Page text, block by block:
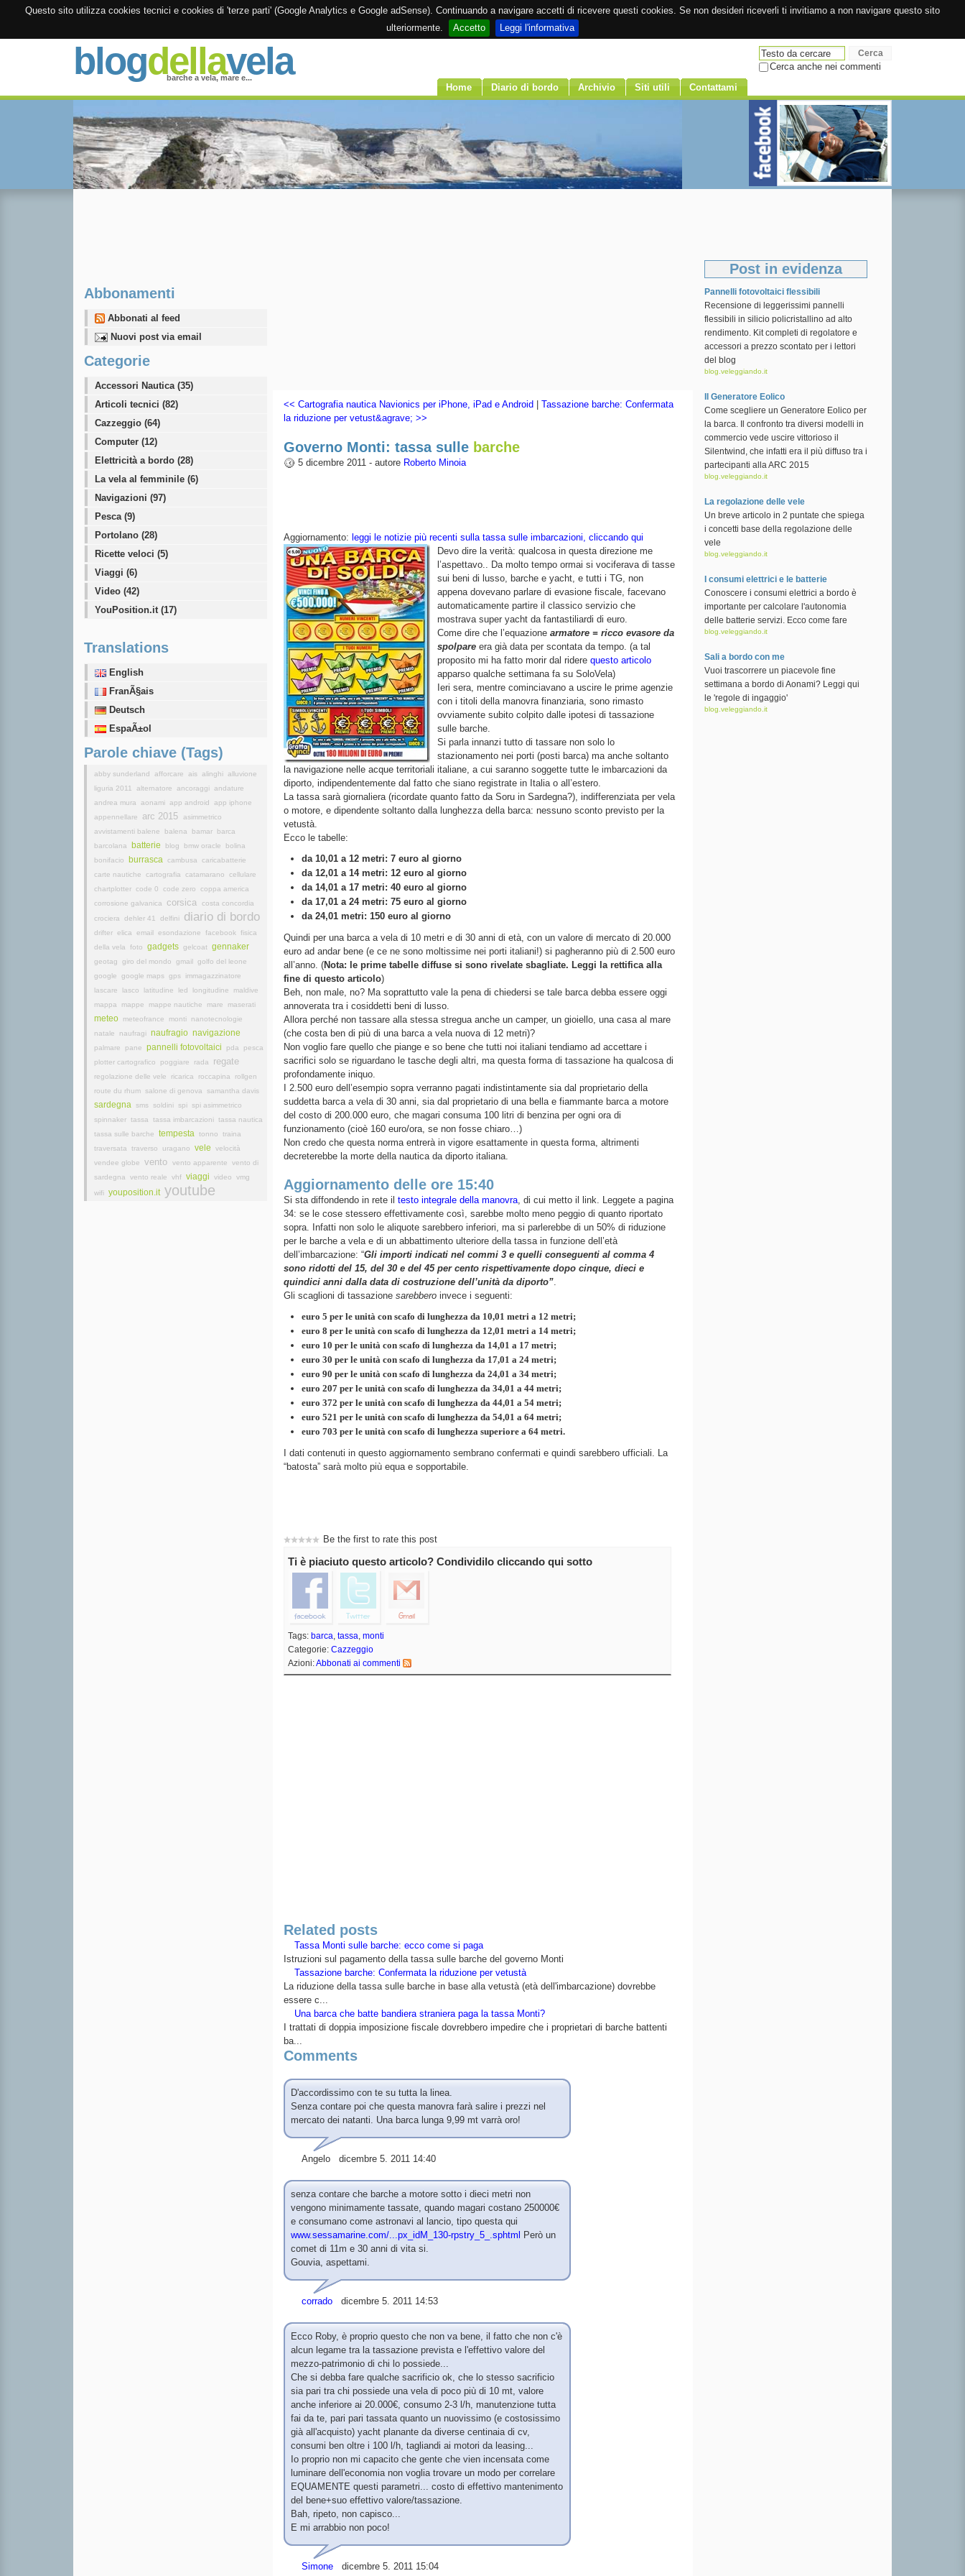
Questo sito utilizza cookies tecnici e cookies di 'terze parti' (Google Analytics e Google adSense). Continuando a navigare accetti di ricevere questi cookies. Se non desideri riceverli ti invitiamo a non navigare questo sito
ulteriormente.
Accetto Leggi l'informativa
blogdellavela
barche a vela, mare e...
Cerca anche nei commenti
Home
Diario di bordo Archivio Siti utili Contattami
<< Cartografia nautica Navionics per iPhone, iPad e Android| Tassazione barche: Confermata
la riduzione per vetust&agrave; >>
Governo Monti: tassa sulle barche
5 dicembre 2011 - autore Roberto Minoia
Aggiornamento: leggi le notizie più recenti sulla tassa sulle imbarcazioni, cliccando qui
Devo dire la verità: qualcosa in questa direzione me
l’aspettavo.. Da molto tempo ormai si vociferava di tasse
sui beni di lusso, barche e yacht, e tutti i TG, non
appena dovevano parlare di evasione fiscale, facevano
automaticamente partire il classico servizio che
mostrava super yacht da fantastiliardi di euro.
Come dire che l’equazione armatore = ricco evasore da
spolpareera già data per scontata da tempo. (a tal
proposito mi ha fatto morir dal ridere questo articolo
apparso qualche settimana fa su SoloVela)
Ieri sera, mentre cominciavano a uscire le prime agenzie
con i titoli della manovra finanziaria, sono rimasto
ovviamente subito colpito dalle ipotesi di tassazione
sulle barche.
Si parla innanzi tutto di tassare non solo lo
stazionamento nei porti (posti barca) ma anche soltanto
la navigazione nelle acque territoriali italiane, a cui saranno soggette tutte le imbarcazioni da
diporto, indipendentemente dal fatto che siano registrate in Italia o all’estero.
La tassa sarà giornaliera (ricordate quanto fatto da Soru in Sardegna?), indifferenziata per vela
o motore, e dipendente soltanto dalla lunghezza della barca: nessuno sconto previsto per la
vetustà.
Ecco le tabelle:
da 10,01 a 12 metri: 7 euro al giorno
da 12,01 a 14 metri: 12 euro al giorno
da 14,01 a 17 metri: 40 euro al giorno
da 17,01 a 24 metri: 75 euro al giorno
da 24,01 metri: 150 euro al giorno
Quindi per una barca a vela di 10 metri e di 30 anni di età, con un valore di mercato di 20.000
euro ad andar bene (e ce ne sono moltissime nei porti italiani!) si pagheranno più di 2.500 euro
all’anno. (Nota: le prime tabelle diffuse si sono rivelate sbagliate. Leggi la rettifica alla
fine di questo articolo)
Beh, non male, no? Ma soprattutto vale la pena di chiedersi se tale barca debba essere oggi
annoverata tra i cosiddetti beni di lusso.
Allora perché non tassare alla stessa stregua anche un camper, un gioiello, una casa al mare
(che costa ben di più di una barca a vela nuova di 12 metri)?
Non voglio fare quello che piange e so bene che tutti noi italiani tendiamo ad accettare i
sacrifici solo se riguardano le tasche degli altri, ma questa forma di tassazione ha qualcosa di
profondamente iniquo.
I 2.500 euro dell’esempio sopra verranno pagati indistintamente sia dal proprietario della
suddetta barca a vela di 30 anni, sia dal proprietario di una bella e fiammante barca a motore
del costo di 200.000 euro, che magari consuma 100 litri di benzina per ogni ora di
funzionamento (cioè 160 euro/ora, se non fosse chiaro…)
Non credo che questa norma entrerà in vigore esattamente in questa forma, altrimenti
decreterebbe la morte della nautica da diporto italiana.
Aggiornamento delle ore 15:40
Si sta diffondendo in rete il testo integrale della manovra, di cui metto il link. Leggete a pagina
34: se le cose stessero effettivamente così, sarebbe molto meno peggio di quanto riportato
sopra. Infatti non solo le aliquote sarebbero inferiori, ma si parlerebbe di un 50% di riduzione
per le barche a vela e di un abbattimento ulteriore della tassa in funzione dell’età
dell’imbarcazione: “Gli importi indicati nel commi 3 e quelli conseguenti al comma 4
sono ridotti del 15, del 30 e del 45 per cento rispettivamente dopo cinque, dieci e
quindici anni dalla data di costruzione dell’unità da diporto”.
Gli scaglioni di tassazione sarebberoinvece i seguenti:
euro 5 per le unità con scafo di lunghezza da 10,01 metri a 12 metri;
euro 8 per le unità con scafo di lunghezza da 12,01 metri a 14 metri;
euro 10 per le unità con scafo di lunghezza da 14,01 a 17 metri;
euro 30 per le unità con scafo di lunghezza da 17,01 a 24 metri;
euro 90 per le unità con scafo di lunghezza da 24,01 a 34 metri;
euro 207 per le unità con scafo di lunghezza da 34,01 a 44 metri;
euro 372 per le unità con scafo di lunghezza da 44,01 a 54 metri;
euro 521 per le unità con scafo di lunghezza da 54,01 a 64 metri;
euro 703 per le unità con scafo di lunghezza superiore a 64 metri.
I dati contenuti in questo aggiornamento sembrano confermati e quindi sarebbero ufficiali. La
“batosta” sarà molto più equa e sopportabile.
Be the first to rate this post
Ti è piaciuto questo articolo? Condividilo cliccando qui sotto
Tags: barca tassa monti
Categorie: Cazzeggio
Azioni:Abbonati ai commenti
Related posts
Tassa Monti sulle barche: ecco come si paga
Istruzioni sul pagamento della tassa sulle barche del governo Monti
Tassazione barche: Confermata la riduzione per vetustà
La riduzione della tassa sulle barche in base alla vetustà (età dell'imbarcazione) dovrebbe
essere c...
Una barca che batte bandiera straniera paga la tassa Monti?
I trattati di doppia imposizione fiscale dovrebbero impedire che i proprietari di barche battenti
ba...
Comments
D'accordissimo con te su tutta la linea.
Senza contare poi che questa manovra farà salire i prezzi nel
mercato dei natanti. Una barca lunga 9,99 mt varrà oro!
Angelo dicembre 5. 2011 14:40
senza contare che barche a motore sotto i dieci metri non
vengono minimamente tassate, quando magari costano 250000€
e consumano come astronavi al lancio, tipo questa qui
www.sessamarine.com/...px_idM_130-rpstry_5_.sphtml Però un
comet di 11m e 30 anni di vita si.
Gouvia, aspettami.
corradodicembre 5. 2011 14:53
Ecco Roby, è proprio questo che non va bene, il fatto che non c'è
alcun legame tra la tassazione prevista e l'effettivo valore del
mezzo-patrimonio di chi lo possiede...
Che si debba fare qualche sacrificio ok, che lo stesso sacrificio
sia pari tra chi possiede una vela di poco più di 10 mt, valore
anche inferiore ai 20.000€, consumo 2-3 l/h, manutenzione tutta
fai da te, pari pari tassata quanto un nuovissimo (e costosissimo
già all'acquisto) yacht planante da diverse centinaia di cv,
consumi ben oltre i 100 l/h, tagliandi ai motori da leasing...
Io proprio non mi capacito che gente che vien incensata come
luminare dell'economia non voglia trovare un modo per correlare
EQUAMENTE questi parametri... costo di effettivo mantenimento
del bene+suo effettivo valore/tassazione.
Bah, ripeto, non capisco...
E mi arrabbio non poco!
Simonedicembre 5. 2011 15:04
Post in evidenza
Pannelli fotovoltaici flessibili
Recensione di leggerissimi pannelli
flessibili in silicio policristallino ad alto
rendimento. Kit completi di regolatore e
accessori a prezzo scontato per i lettori
del blog
blog.veleggiando.it
Il Generatore Eolico
Come scegliere un Generatore Eolico per
la barca. Il confronto tra diversi modelli in
commercio vede uscire vittorioso il
Silentwind, che infatti era il più diffuso tra i
partecipanti alla ARC 2015
blog.veleggiando.it
La regolazione delle vele
Un breve articolo in 2 puntate che spiega
i concetti base della regolazione delle
vele
blog.veleggiando.it
I consumi elettrici e le batterie
Conoscere i consumi elettrici a bordo è
importante per calcolare l'autonomia
delle batterie servizi. Ecco come fare
blog.veleggiando.it
Sali a bordo con me
Vuoi trascorrere un piacevole fine
settimana a bordo di Aonami? Leggi qui
le 'regole di ingaggio'
blog.veleggiando.it
Abbonamenti
Abbonati al feed
Nuovi post via email
Categorie
Accessori Nautica (35)
Articoli tecnici (82)
Cazzeggio (64)
Computer (12)
Elettricità a bordo (28)
La vela al femminile (6)
Navigazioni (97)
Pesca (9)
Portolano (28)
Ricette veloci (5)
Viaggi (6)
Video (42)
YouPosition.it (17)
Translations
English
FranÃ§ais
Deutsch
EspaÃ±ol
Parole chiave (Tags)
abby sunderland afforcare ais alinghi alluvione
liguria 2011
alternatore ancoraggi andature
andrea mura
aonami app android
app iphone
appennellare
arc 2015
asimmetrico
avvistamenti balene
balena bamar
barca
barcolana
batterie blog bmw oracle
bolina
bonifacio
burrasca cambusa
caricabatterie
carte nautiche
cartografia catamarano
cellulare
chartplotter code 0 code zero
coppa america
corrosione galvanica
corsica
costa concordia
crociera
dehler 41 delfini diario di bordo
drifter elica email esondazione facebook
fisica
della vela
foto gadgets gelcoat gennaker
geotag giro del mondo gmail golfo del leone
google
google maps gps
immagazzinatore
lascare
lasco latitudine led longitudine
maldive
mappa
mappe mappe nautiche mare maserati
meteo meteofrance monti
nanotecnologie
natale
naufragi naufragio navigazione
palmare pane pannelli fotovoltaici pda
pesca
plotter cartografico
poggiare rada regate
regolazione delle vele ricarica roccapina
rollgen
route du rhum
salone di genova samantha davis
sardegna sms soldini spi
spi asimmetrico
spinnaker tassa tassa imbarcazioni tassa nautica
tassa sulle barche
tempesta tonno
traina
traversata
traverso uragano vele
velocità
vendee globe
vento vento apparente
vento di
sardegna
vento reale vhf viaggi video
vmg
wifi youposition.it youtube